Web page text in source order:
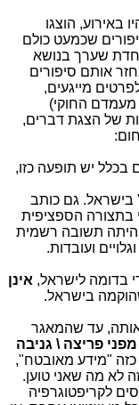
באירוע, הוצגו
שכמעט כולם
שערך בנושא
אותם סיפורים
מייגעים,
מעמדם החוקי)
של הצגת דברים,
בכלל יש תופעה כזו,
גם כותב
בתצורה הספציפית
היתה תשובה רשמית
ועובדות.
בדומה לישראל, אינן
בישראל.
אותה, עד שהמאגר
פריצה \ גניבה
כזה "מידע מאובטח",
לא מה שאני טוען.
לקריפטוגרפיה